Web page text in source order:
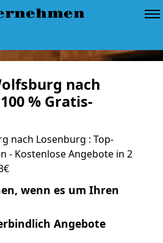
nach
% Gratis-
nach Losenburg : Top-
- Kostenlose Angebote in 2
wenn es um Ihren
Angebote